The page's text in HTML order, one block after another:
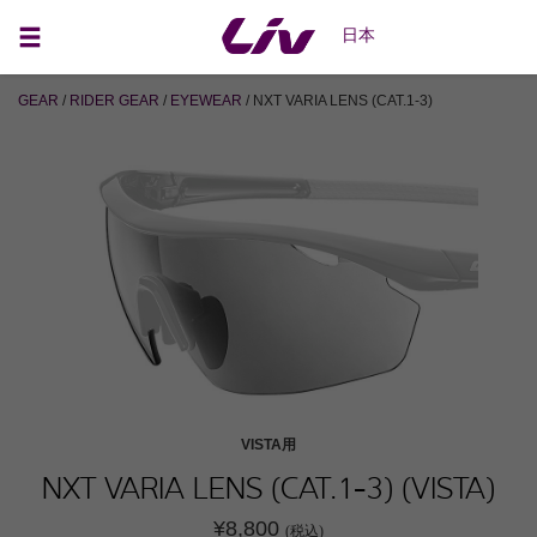
日本
GEAR / RIDER GEAR / EYEWEAR / NXT VARIA LENS (CAT.1-3)
VISTA用
NXT VARIA LENS (CAT.1-3) (VISTA)
¥8,800 (税込)